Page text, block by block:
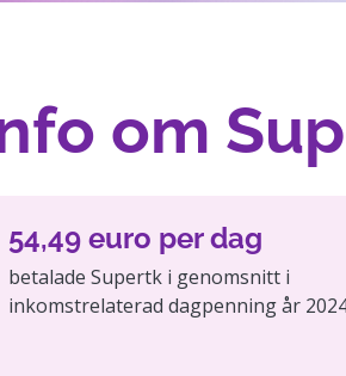
om
54,49 euro per dag
betalade Supertk i genomsnitt i
inkomstrelaterad dagpenning år